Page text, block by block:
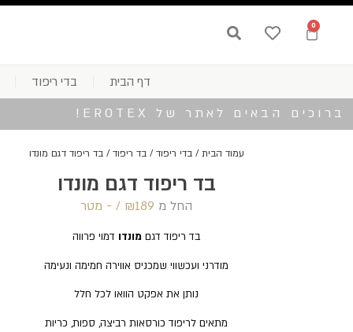
0
דף הבית בדי ריפוד
ברוכים הבאים לאתר של EROTEX!
עמוד הבית /בדי ריפוד /בד ריפוד / בד ריפוד דגם מונדו
בד ריפוד דגם מונדו
החל מ ₪189 /‏‏‎ ‎- מטר
בד ריפוד דגם מונדו דמוי פרווה
מודרני ועכשווי שמכניס אווירה חמימה ונעימה
נותן את אפקט הוואו לכל חלל
מתאים לריפוד כורסאות רביצה, ספות, כריות